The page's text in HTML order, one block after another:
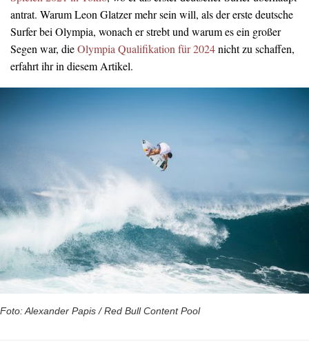
antrat. Warum Leon Glatzer mehr sein will, als der erste deutsche
Surfer bei Olympia, wonach er strebt und warum es ein großer
Segen war, dieOlympia Qualifikation für 2024nicht zu schaffen,
erfahrt ihr in diesem Artikel.
Foto: Alexander Papis / Red Bull Content Pool